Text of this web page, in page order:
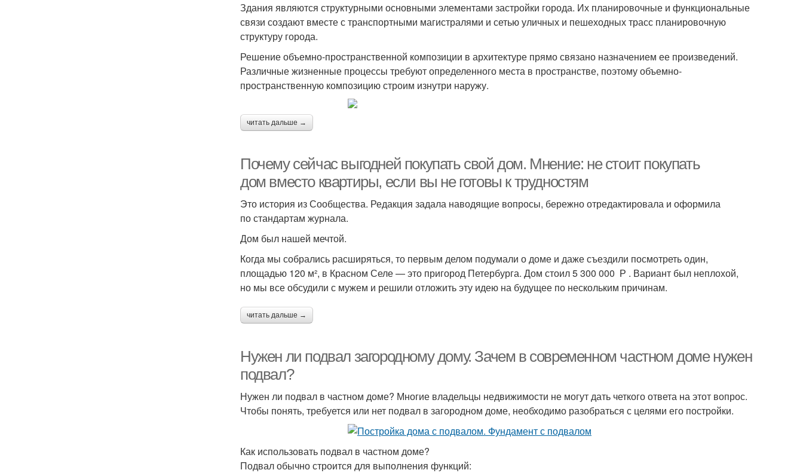
Здания являются структурными основными элементами застройки города. Их планировочные и функциональные
связи создают вместе с транспортными магистралями и сетью уличных и пешеходных трасс планировочную
структуру города.
Решение объемно-пространственной композиции в архитектуре прямо связано назначением ее произведений.
Различные жизненные процессы требуют определенного места в пространстве, поэтому объемно-
пространственную композицию строим изнутри наружу.
читать дальше →
Почему сейчас выгодней покупать свой дом. Мнение: не стоит покупать
дом вместо квартиры, если вы не готовы к трудностям
Это история из Сообщества. Редакция задала наводящие вопросы, бережно отредактировала и оформила
по стандартам журнала.
Дом был нашей мечтой.
Когда мы собрались расширяться, то первым делом подумали о доме и даже съездили посмотреть один,
площадью 120 м², в Красном Селе — это пригород Петербурга. Дом стоил 5 300 000 Р . Вариант был неплохой,
но мы все обсудили с мужем и решили отложить эту идею на будущее по нескольким причинам.
читать дальше →
Нужен ли подвал загородному дому. Зачем в современном частном доме нужен
подвал?
Нужен ли подвал в частном доме? Многие владельцы недвижимости не могут дать четкого ответа на этот вопрос.
Чтобы понять, требуется или нет подвал в загородном доме, необходимо разобраться с целями его постройки.
Как использовать подвал в частном доме?
Подвал обычно строится для выполнения функций: